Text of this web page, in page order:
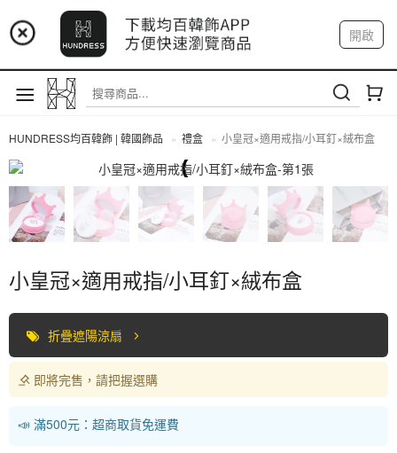
📢 市集預告：9/4-9/6 淡水捷運站
📢 市集預告：9/12-9/13 八里海巡基地
📢 市集預告：8/22-8/23 桃園青埔置地廣場
開啟
註冊 我的帳戶
HUNDRESS均百韓飾 | 韓國飾品 禮盒 小皇冠×適用戒指/小耳釘×絨布盒
小皇冠×適用戒指/小耳釘×絨布盒
折疊遮陽涼扇
即將完售，請把握選購
📣 滿500元：超商取貨免運費